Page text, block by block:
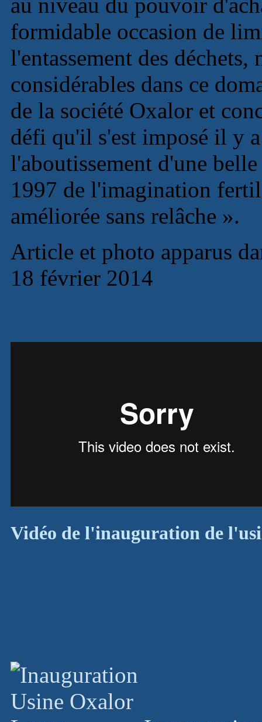
formidable occasion de
l'entassement des
considérables dans ce
de la société Oxalor et
défi qu'il s'est imposé il y
l'aboutissement d'une
1997 de l'imagination
améliorée sans relâche ».
Article et photo apparus
18 février 2014
Vidéo de l'inauguration de